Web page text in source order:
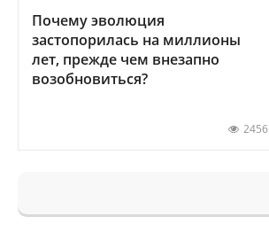
Почему эволюция
застопорилась на миллионы
лет, прежде чем внезапно
возобновиться?
2456